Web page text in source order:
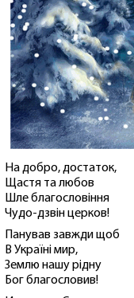
На добро, достаток,
Щастя та любов
Шле благословіння
Чудо-дзвін церков!
Панував завжди щоб
В Україні мир,
Землю нашу рідну
Бог благословив!